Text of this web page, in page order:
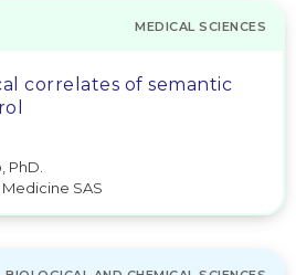
MEDICAL SCIENCES
correlates of semantic
PhD.
SAS